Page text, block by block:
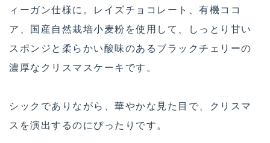
ィーガン仕様に。レイズチョコレート、有機ココ
ア、国産自然栽培小麦粉を使用して、しっとり甘い
スポンジと柔らかい酸味のあるブラックチェリーの
濃厚なクリスマスケーキです。
シックでありながら、華やかな見た目で、クリスマ
スを演出するのにぴったりです。